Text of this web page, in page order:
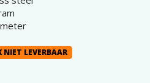
NIET LEVERBAAR